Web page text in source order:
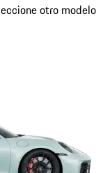
otro modelo